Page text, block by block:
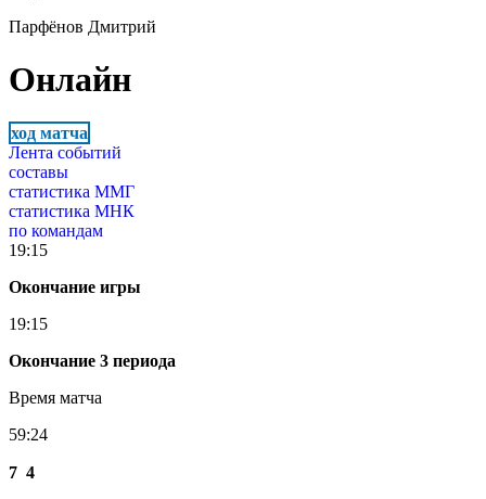
Парфёнов Дмитрий
Онлайн
ход матча
Лента событий
составы
статистика ММГ
статистика МНК
по командам
19:15
Окончание игры
19:15
Окончание 3 периода
Время матча
59:24
7 4